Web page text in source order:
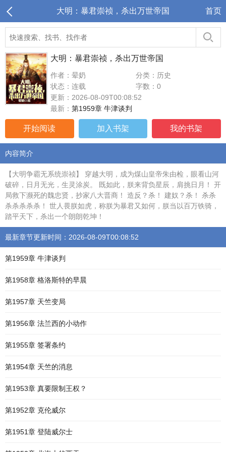
大明：暴君崇祯，杀出万世帝国 首页
大明：暴君崇祯，杀出万世帝国
作者：晕奶
分类：历史
状态：连载
字数：0
更新：2026-08-09T00:08:52
最新： 第1959章 牛津谈判
开始阅读 加入书架 我的书架
内容简介
【大明争霸无系统崇祯】 穿越大明，成为煤山皇帝朱由检，眼看山河
破碎，日月无光，生灵涂炭。 既如此，朕来背负星辰，肩挑日月！ 开
局救下濒死的魏忠贤，抄家八大晋商！ 造反？杀！ 建奴？杀！ 杀杀
杀杀杀杀杀！ 世人畏朕如虎，称朕为暴君又如何，朕当以百万铁骑，
踏平天下，杀出一个朗朗乾坤！
最新章节更新时间：2026-08-09T00:08:52
第1959章 牛津谈判
第1958章 格洛斯特的早晨
第1957章 天竺变局
第1956章 法兰西的小动作
第1955章 签署条约
第1954章 天竺的消息
第1953章 真要限制王权？
第1952章 克伦威尔
第1951章 登陆威尔士